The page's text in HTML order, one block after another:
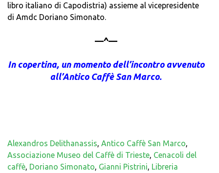
libro italiano di Capodistria) assieme al vicepresidente
di Amdc Doriano Simonato.
—^—
In copertina, un momento dell’incontro avvenuto
all’Antico Caffè San Marco.
Alexandros Delithanassis, Antico Caffè San Marco,
Associazione Museo del Caffè di Trieste, Cenacoli del
caffè, Doriano Simonato, Gianni Pistrini, Libreria